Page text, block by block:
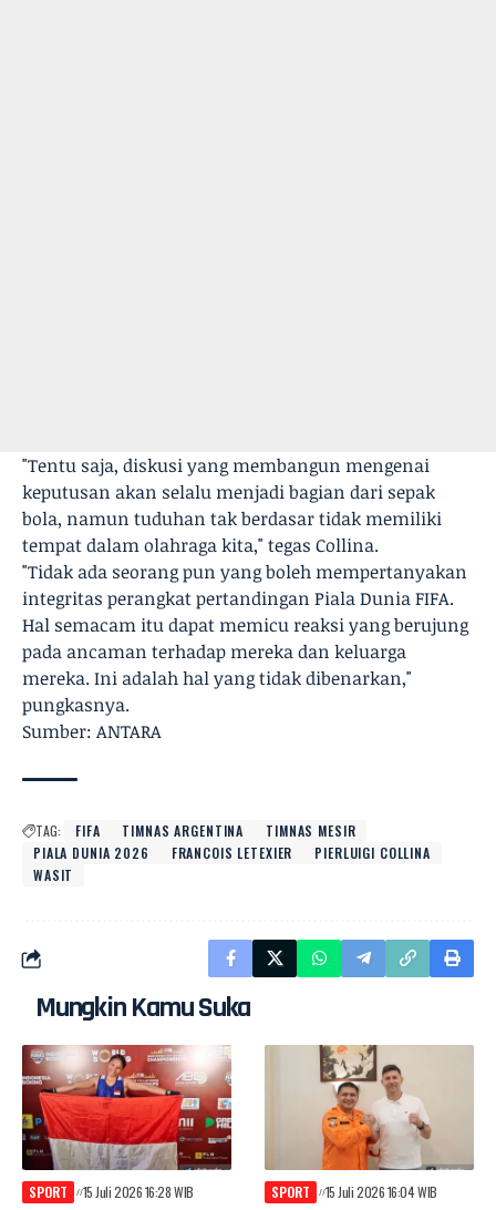
"Tentu saja, diskusi yang membangun mengenai
keputusan akan selalu menjadi bagian dari sepak
bola, namun tuduhan tak berdasar tidak memiliki
tempat dalam olahraga kita," tegas Collina.
"Tidak ada seorang pun yang boleh mempertanyakan
integritas perangkat pertandingan Piala Dunia FIFA.
Hal semacam itu dapat memicu reaksi yang berujung
pada ancaman terhadap mereka dan keluarga
mereka. Ini adalah hal yang tidak dibenarkan,"
pungkasnya.
Sumber: ANTARA
TAG: FIFA TIMNAS ARGENTINA
TIMNAS MESIR
PIALA DUNIA 2026
FRANCOIS LETEXIER
PIERLUIGI COLLINA
WASIT
Mungkin Kamu Suka
SPORT 15 Juli 2026 16:28 WIB SPORT 15 Juli 2026 16:04 WIB